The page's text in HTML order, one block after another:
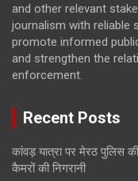
and other relevant
journalism with reliable
promote informed
and strengthen the
enforcement.
Recent Posts
कांवड़ यात्रा पर मेरठ पुलिस
कैमरों की निगरानी